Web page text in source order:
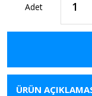
Adet
ÜRÜN